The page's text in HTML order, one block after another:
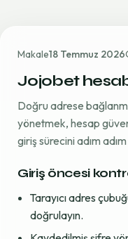
Makale18 Temmuz 2026
Jojobet
Doğru adrese
yönetmek, hesap
giriş sürecini adım
Giriş öncesi
Tarayıcı adres
doğrulayın.